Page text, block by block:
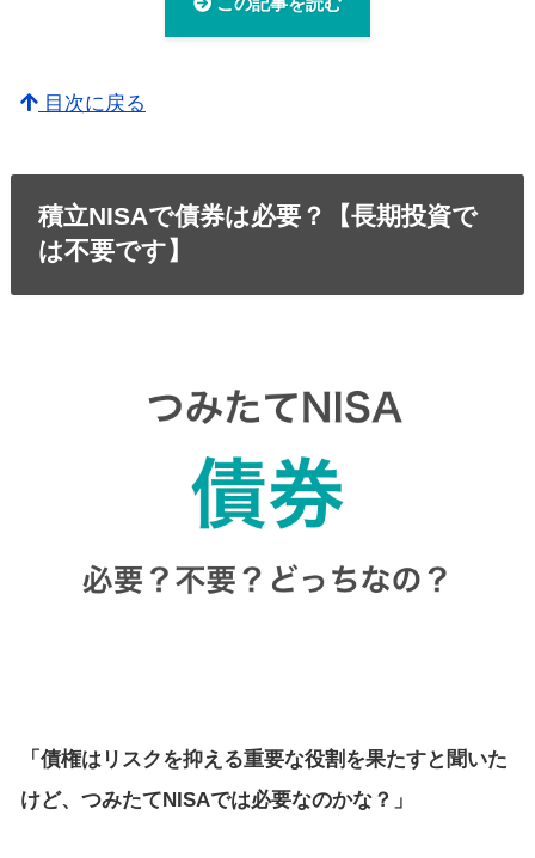
目次に戻る
積立NISAで債券は必要？【長期投資で
は不要です】
「債権はリスクを抑える重要な役割を果たすと聞いた
けど、つみたてNISAでは必要なのかな？」